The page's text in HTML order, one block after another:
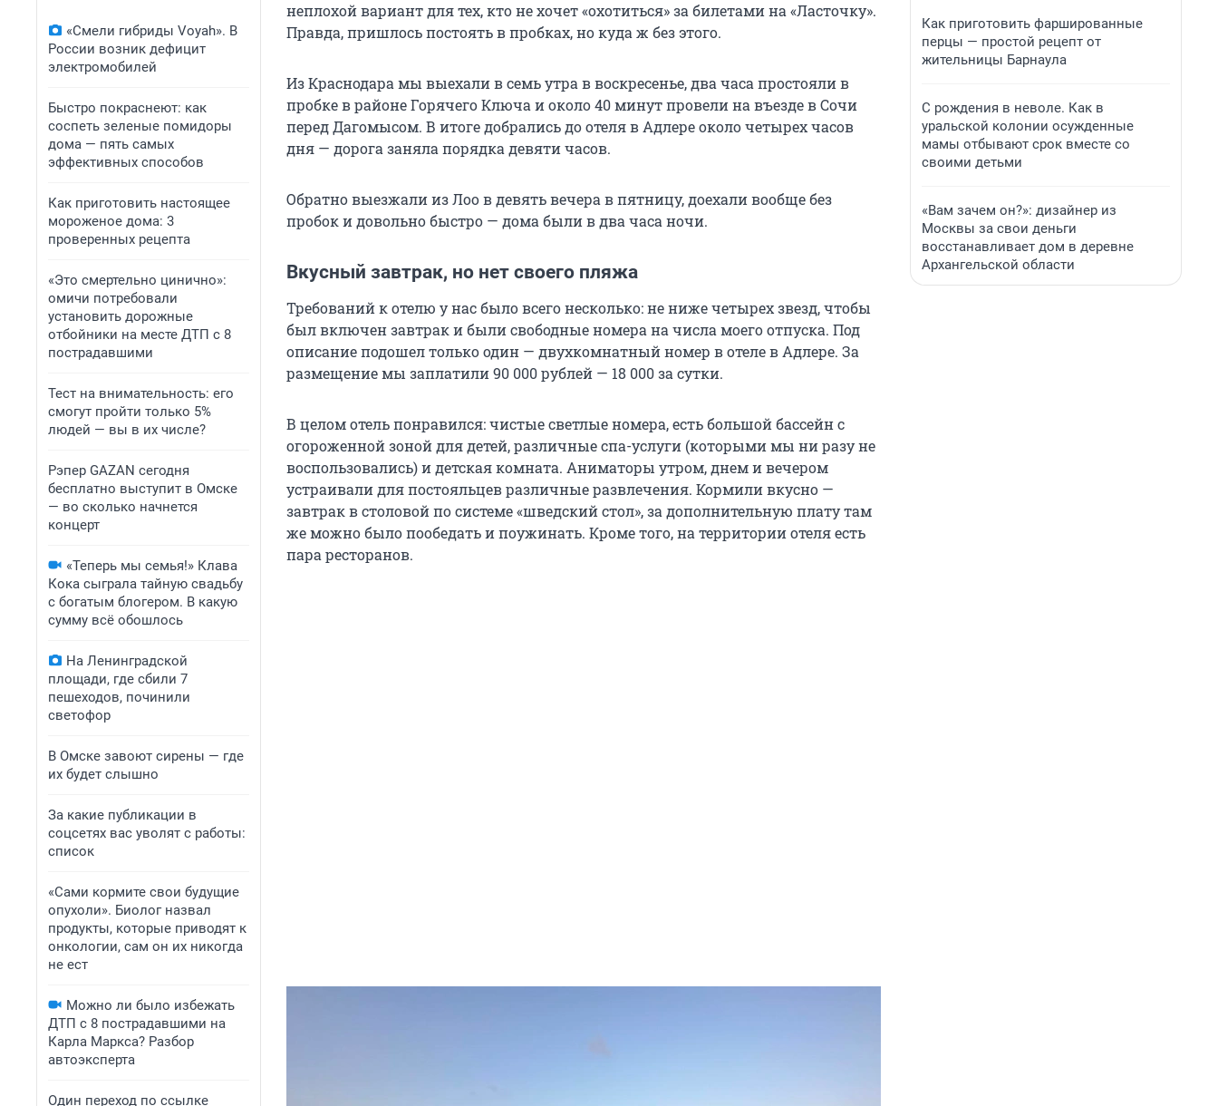
«Смели гибриды Voyah». В
России возник дефицит
электромобилей
Быстро покраснеют: как
соспеть зеленые помидоры
дома — пять самых
эффективных способов
Как приготовить настоящее
мороженое дома: 3
проверенных рецепта
«Это смертельно цинично»:
омичи потребовали
установить дорожные
отбойники на месте ДТП с 8
пострадавшими
Тест на внимательность: его
смогут пройти только 5%
людей — вы в их числе?
Рэпер GAZAN сегодня
бесплатно выступит в Омске
— во сколько начнется
концерт
«Теперь мы семья!» Клава
Кока сыграла тайную свадьбу
с богатым блогером. В какую
сумму всё обошлось
На Ленинградской
площади, где сбили 7
пешеходов, починили
светофор
В Омске завоют сирены — где
их будет слышно
За какие публикации в
соцсетях вас уволят с работы:
список
«Сами кормите свои будущие
опухоли». Биолог назвал
продукты, которые приводят к
онкологии, сам он их никогда
не ест
Можно ли было избежать
ДТП с 8 пострадавшими на
Карла Маркса? Разбор
автоэксперта
Один переход по ссылке
неплохой вариант для тех, кто не хочет «охотиться» за билетами на «Ласточку».
Правда, пришлось постоять в пробках, но куда ж без этого.
Из Краснодара мы выехали в семь утра в воскресенье, два часа простояли в
пробке в районе Горячего Ключа и около 40 минут провели на въезде в Сочи
перед Дагомысом. В итоге добрались до отеля в Адлере около четырех часов
дня — дорога заняла порядка девяти часов.
Обратно выезжали из Лоо в девять вечера в пятницу, доехали вообще без
пробок и довольно быстро — дома были в два часа ночи.
Вкусный завтрак, но нет своего пляжа
Требований к отелю у нас было всего несколько: не ниже четырех звезд, чтобы
был включен завтрак и были свободные номера на числа моего отпуска. Под
описание подошел только один — двухкомнатный номер в отеле в Адлере. За
размещение мы заплатили 90 000 рублей — 18 000 за сутки.
В целом отель понравился: чистые светлые номера, есть большой бассейн с
огороженной зоной для детей, различные спа-услуги (которыми мы ни разу не
воспользовались) и детская комната. Аниматоры утром, днем и вечером
устраивали для постояльцев различные развлечения. Кормили вкусно —
завтрак в столовой по системе «шведский стол», за дополнительную плату там
же можно было пообедать и поужинать. Кроме того, на территории отеля есть
пара ресторанов.
Как приготовить фаршированные
перцы — простой рецепт от
жительницы Барнаула
С рождения в неволе. Как в
уральской колонии осужденные
мамы отбывают срок вместе со
своими детьми
«Вам зачем он?»: дизайнер из
Москвы за свои деньги
восстанавливает дом в деревне
Архангельской области